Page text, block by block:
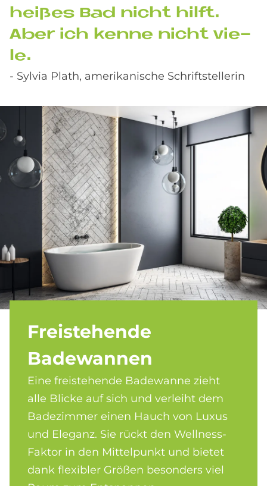
hei­ßes Bad nicht hil­ft.
Aber ich ken­ne nicht vie­
le.
- Sylvia Plath, amerikanische Schriftstellerin
Frei­ste­hen­de
Ba­de­wan­nen
Eine freistehende Badewanne zieht
alle Blicke auf sich und verleiht dem
Badezimmer einen Hauch von Luxus
und Eleganz. Sie rückt den Wellness-
Faktor in den Mittelpunkt und bietet
dank flexibler Größen besonders viel